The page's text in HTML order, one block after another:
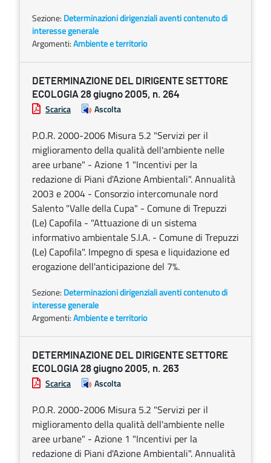
Sezione: Determinazioni dirigenziali aventi contenuto di
interesse generale
Argomenti:Ambiente e territorio
DETERMINAZIONE DEL DIRIGENTE SETTORE
ECOLOGIA 28 giugno 2005, n. 264
Scarica Ascolta
P.O.R. 2000-2006 Misura 5.2 "Servizi per il
miglioramento della qualità dell'ambiente nelle
aree urbane" - Azione 1 "Incentivi per la
redazione di Piani d'Azione Ambientali". Annualità
2003 e 2004 - Consorzio intercomunale nord
Salento "Valle della Cupa" - Comune di Trepuzzi
(Le) Capofila - "Attuazione di un sistema
informativo ambientale S.I.A. - Comune di Trepuzzi
(Le) Capofila". Impegno di spesa e liquidazione ed
erogazione dell'anticipazione del 7%.
Sezione: Determinazioni dirigenziali aventi contenuto di
interesse generale
Argomenti:Ambiente e territorio
DETERMINAZIONE DEL DIRIGENTE SETTORE
ECOLOGIA 28 giugno 2005, n. 263
Scarica Ascolta
P.O.R. 2000-2006 Misura 5.2 "Servizi per il
miglioramento della qualità dell'ambiente nelle
aree urbane" - Azione 1 "Incentivi per la
redazione di Piani d'Azione Ambientali". Annualità